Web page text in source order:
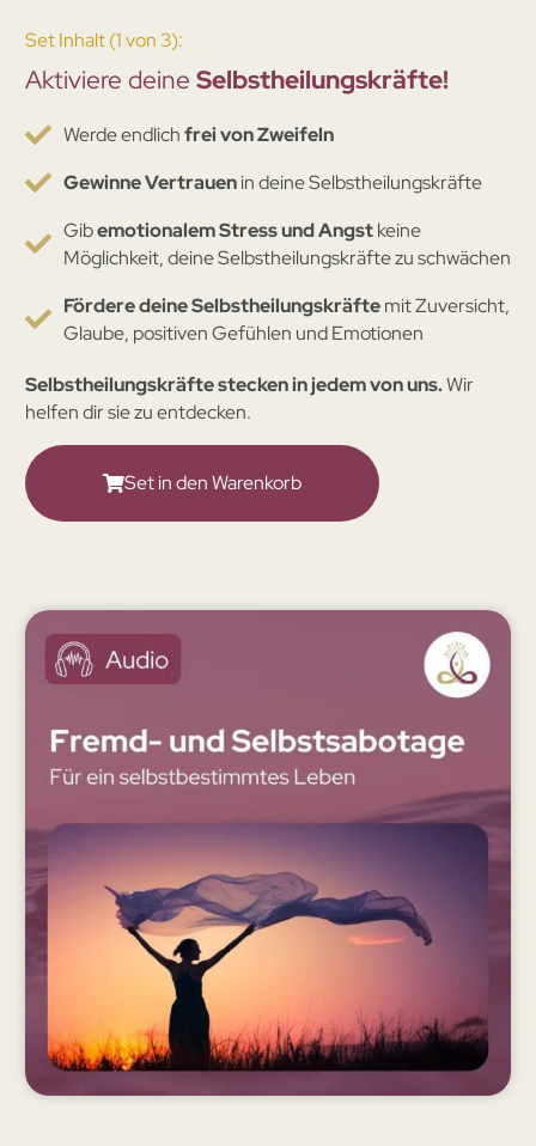
Set Inhalt (1 von 3):
Aktiviere deine Selbstheilungskräfte!
Werde endlichfrei von Zweifeln
Gewinne Vertrauenin deine Selbstheilungskräfte
Gibemotionalem Stress und Angstkeine
Möglichkeit, deine Selbstheilungskräfte zu schwächen
Fördere deine Selbstheilungskräftemit Zuversicht,
Glaube, positiven Gefühlen und Emotionen
Selbstheilungskräfte stecken in jedem von uns.Wir
helfen dir sie zu entdecken.
Set in den Warenkorb